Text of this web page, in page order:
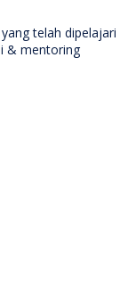
telah dipelajari
& mentoring